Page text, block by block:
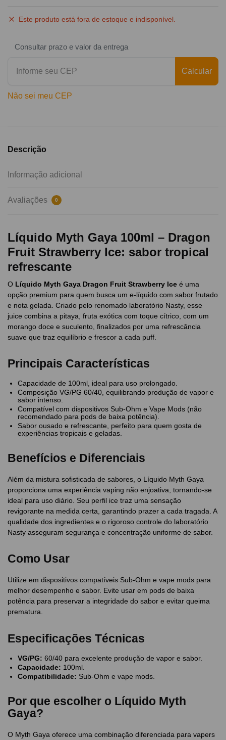
Este produto está fora de estoque e indisponível.
Consultar prazo e valor da entrega
Calcular
Não sei meu CEP
Descrição
Informação adicional
Avaliações 0
Líquido Myth Gaya 100ml – Dragon
Fruit Strawberry Ice: sabor tropical
refrescante
O Líquido Myth Gaya Dragon Fruit Strawberry Ice é uma
opção premium para quem busca um e-líquido com sabor frutado
e nota gelada. Criado pelo renomado laboratório Nasty, esse
juice combina a pitaya, fruta exótica com toque cítrico, com um
morango doce e suculento, finalizados por uma refrescância
suave que traz equilíbrio e frescor a cada puff.
Principais Características
Capacidade de 100ml, ideal para uso prolongado.
Composição VG/PG 60/40, equilibrando produção de vapor e
sabor intenso.
Compatível com dispositivos Sub-Ohm e Vape Mods (não
recomendado para pods de baixa potência).
Sabor ousado e refrescante, perfeito para quem gosta de
experiências tropicais e geladas.
Benefícios e Diferenciais
Além da mistura sofisticada de sabores, o Líquido Myth Gaya
proporciona uma experiência vaping não enjoativa, tornando-se
ideal para uso diário. Seu perfil ice traz uma sensação
revigorante na medida certa, garantindo prazer a cada tragada. A
qualidade dos ingredientes e o rigoroso controle do laboratório
Nasty asseguram segurança e concentração uniforme de sabor.
Como Usar
Utilize em dispositivos compatíveis Sub-Ohm e vape mods para
melhor desempenho e sabor. Evite usar em pods de baixa
potência para preservar a integridade do sabor e evitar queima
prematura.
Especificações Técnicas
VG/PG: 60/40 para excelente produção de vapor e sabor.
Capacidade: 100ml.
Compatibilidade: Sub-Ohm e vape mods.
Por que escolher o Líquido Myth
Gaya?
O Myth Gaya oferece uma combinação diferenciada para vapers